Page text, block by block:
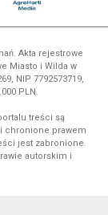
Akta rejestrowe
Miasto i Wilda w
NIP 7792573719,
PLN.
treści są
chronione prawem
jest zabronione.
autorskim i